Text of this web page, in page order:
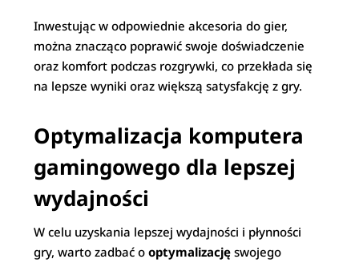
Inwestując w odpowiednie akcesoria do gier,
można znacząco poprawić swoje doświadczenie
oraz komfort podczas rozgrywki, co przekłada się
na lepsze wyniki oraz większą satysfakcję z gry.
Optymalizacja komputera
gamingowego dla lepszej
wydajności
W celu uzyskania lepszej wydajności i płynności
gry, warto zadbać ooptymalizację swojego